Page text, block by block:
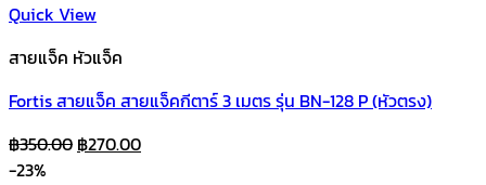
Quick View
สายแจ็ค หัวแจ็ค
Fortis สายแจ็ค สายแจ็คกีตาร์ 3 เมตร รุ่น BN-128 P (หัวตรง)
฿350.00 Original
฿270.00Current
-23%